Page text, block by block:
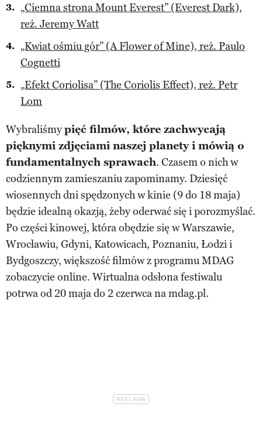
„Ciemna strona Mount Everest” (Everest Dark),
reż. Jeremy Watt
„Kwiat ośmiu gór” (A Flower of Mine), reż. Paulo
Cognetti
„Efekt Coriolisa” (The Coriolis Effect), reż. Petr
Lom
Wybraliśmypięć filmów, które zachwycają
pięknymi zdjęciami naszej planety i mówią o
fundamentalnych sprawach. Czasem o nich w
codziennym zamieszaniu zapominamy. Dziesięć
wiosennych dni spędzonych w kinie (9 do 18 maja)
będzie idealną okazją, żeby oderwać się i porozmyślać.
Po części kinowej, która obędzie się w Warszawie,
Wrocławiu, Gdyni, Katowicach, Poznaniu, Łodzi i
Bydgoszczy, większość filmów z programu MDAG
zobaczycie online. Wirtualna odsłona festiwalu
potrwa od 20 maja do 2 czerwca na mdag.pl.